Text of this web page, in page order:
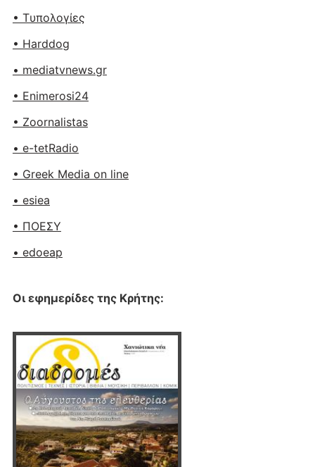
• Tυπολογίες
• Harddog
• mediatvnews.gr
• Enimerosi24
• Zoornalistas
• e-tetRadio
• Greek Media on line
• esiea
• ΠΟΕΣΥ
• edoeap
Οι εφημερίδες της Κρήτης: